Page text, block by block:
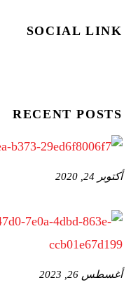
SOCIAL LINK
RECENT POSTS
أكتوبر 24, 2020
أغسطس 26, 2023